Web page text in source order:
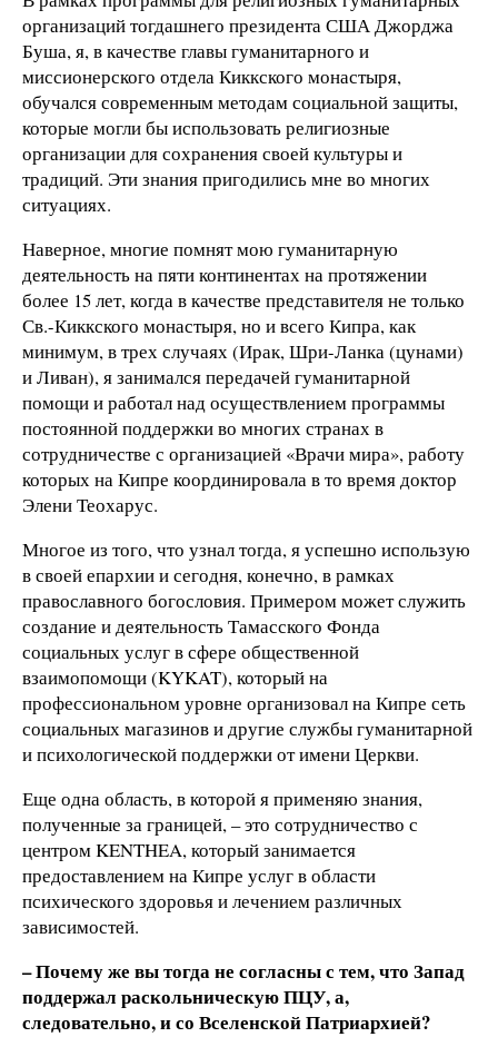
организаций тогдашнего президента США Джорджа
Буша, я, в качестве главы гуманитарного и
миссионерского отдела Киккского монастыря,
обучался современным методам социальной защиты,
которые могли бы использовать религиозные
организации для сохранения своей культуры и
традиций. Эти знания пригодились мне во многих
ситуациях.
Наверное, многие помнят мою гуманитарную
деятельность на пяти континентах на протяжении
более 15 лет, когда в качестве представителя не только
Св.-Киккского монастыря, но и всего Кипра, как
минимум, в трех случаях (Ирак, Шри-Ланка (цунами)
и Ливан), я занимался передачей гуманитарной
помощи и работал над осуществлением программы
постоянной поддержки во многих странах в
сотрудничестве с организацией «Врачи мира», работу
которых на Кипре координировала в то время доктор
Элени Теохарус.
Многое из того, что узнал тогда, я успешно использую
в своей епархии и сегодня, конечно, в рамках
православного богословия. Примером может служить
создание и деятельность Тамасского Фонда
социальных услуг в сфере общественной
взаимопомощи (KYKAT), который на
профессиональном уровне организовал на Кипре сеть
социальных магазинов и другие службы гуманитарной
и психологической поддержки от имени Церкви.
Еще одна область, в которой я применяю знания,
полученные за границей, – это сотрудничество с
центром KENTHEA, который занимается
предоставлением на Кипре услуг в области
психического здоровья и лечением различных
зависимостей.
– Почему же вы тогда не согласны с тем, что Запад
поддержал раскольническую ПЦУ, а,
следовательно, и со Вселенской Патриархией?